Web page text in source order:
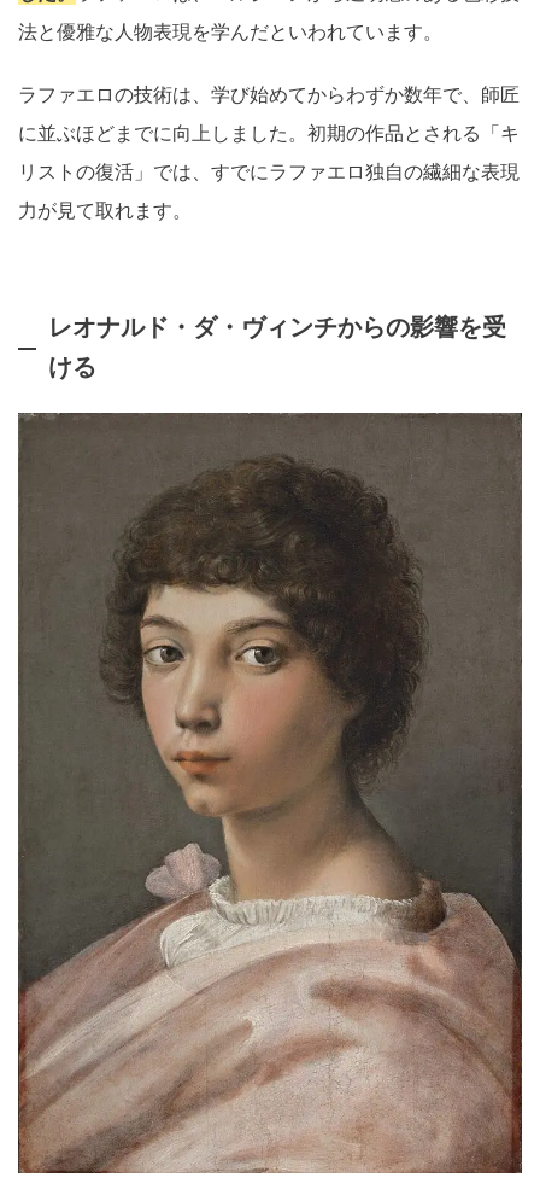
法と優雅な人物表現を学んだといわれています。
ラファエロの技術は、学び始めてからわずか数年で、師匠
に並ぶほどまでに向上しました。初期の作品とされる「キ
リストの復活」では、すでにラファエロ独自の繊細な表現
力が見て取れます。
レオナルド・ダ・ヴィンチからの影響を受
ける